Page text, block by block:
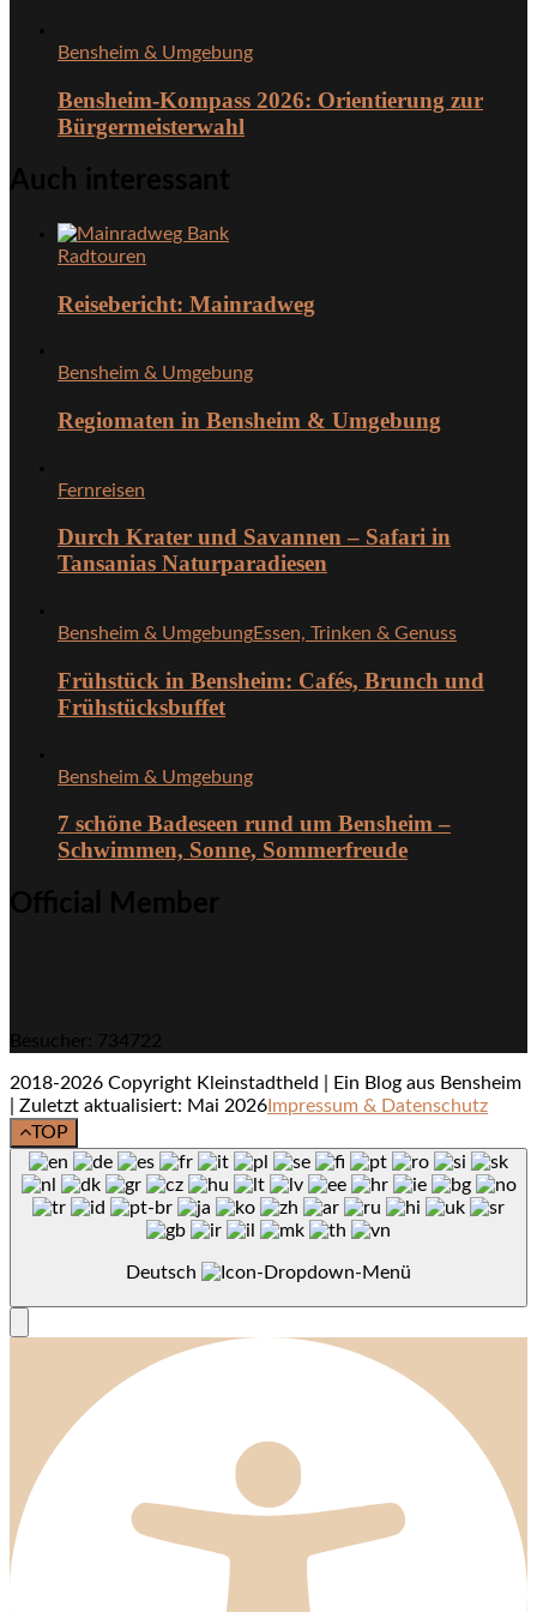
Bensheim & Umgebung
Bensheim-Kompass 2026: Orientierung zur
Bürgermeisterwahl
Auch interessant
Radtouren
Reisebericht: Mainradweg
Bensheim & Umgebung
Regiomaten in Bensheim & Umgebung
Fernreisen
Durch Krater und Savannen – Safari in
Tansanias Naturparadiesen
Bensheim & UmgebungEssen, Trinken & Genuss
Frühstück in Bensheim: Cafés, Brunch und
Frühstücksbuffet
Bensheim & Umgebung
7 schöne Badeseen rund um Bensheim –
Schwimmen, Sonne, Sommerfreude
Official Member
Besucher: 734722
2018-2026 Copyright Kleinstadtheld | Ein Blog aus Bensheim
| Zuletzt aktualisiert: Mai 2026 Impressum & Datenschutz
TOP
Deutsch